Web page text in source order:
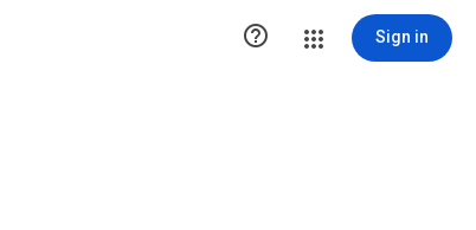
 Sign in